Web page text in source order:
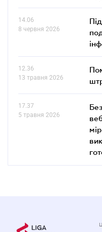
14.06
8 червня 2026
12.36
13 травня 2026
17.37
5 травня 2026